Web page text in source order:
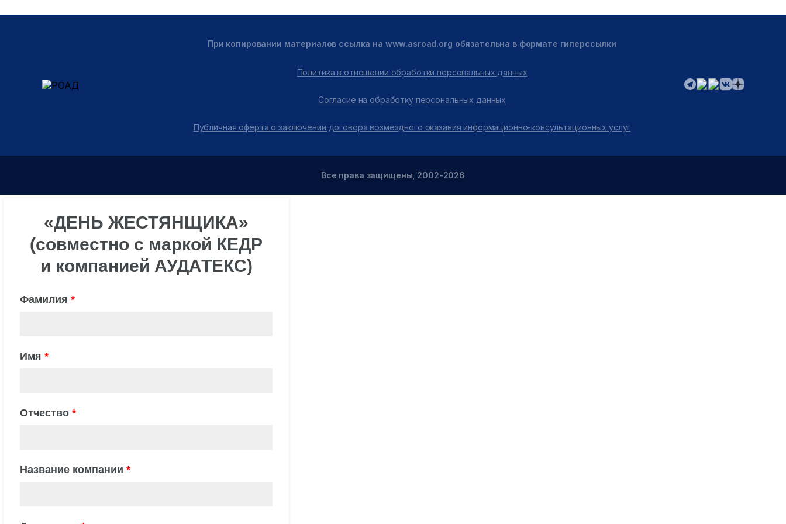
При копировании материалов ссылка на www.asroad.org обязательна в формате гиперссылки
Политика в отношении обработки персональных данных
Согласие на обработку персональных данных
Публичная оферта о заключении договора возмездного оказания информационно-консультационных услуг
Все права защищены, 2002-2026